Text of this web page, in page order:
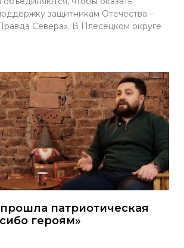
защитникам Отечества –
Севера». В Плесецком округе
патриотическая
героям»